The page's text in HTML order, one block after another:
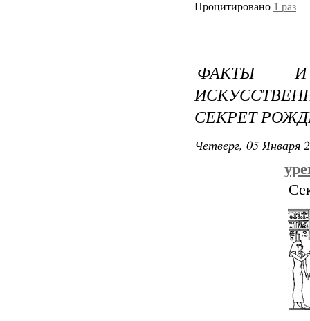
Процитировано 1 раз
ФАКТЫ
СЕКРЕТ
Четверг, 05 Января